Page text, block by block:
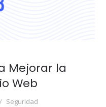
Mejorar la
Web
Seguridad